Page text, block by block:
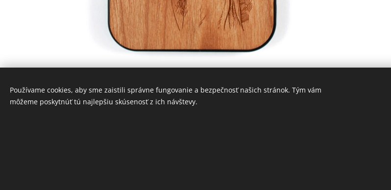
Používame cookies, aby sme zaistili správne fungovanie a bezpečnosť našich stránok. Tým vám
môžeme poskytnúť tú najlepšiu skúsenosť z ich návštevy.